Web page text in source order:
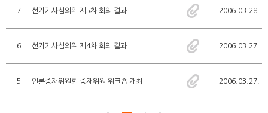
7 선거기사심의위 제5차 회의 결과 2006.03.28.
6 선거기사심의위 제4차 회의 결과 2006.03.27.
5 언론중재위원회 중재위원 워크숍 개최 2006.03.27.